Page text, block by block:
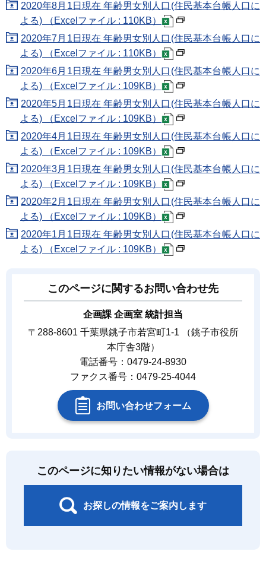
2020年8月1日現在 年齢男女別人口(住民基本台帳人口に
よる) （Excelファイル : 110KB）
2020年7月1日現在 年齢男女別人口(住民基本台帳人口に
よる) （Excelファイル : 110KB）
2020年6月1日現在 年齢男女別人口(住民基本台帳人口に
よる) （Excelファイル : 109KB）
2020年5月1日現在 年齢男女別人口(住民基本台帳人口に
よる) （Excelファイル : 109KB）
2020年4月1日現在 年齢男女別人口(住民基本台帳人口に
よる) （Excelファイル : 109KB）
2020年3月1日現在 年齢男女別人口(住民基本台帳人口に
よる) （Excelファイル : 109KB）
2020年2月1日現在 年齢男女別人口(住民基本台帳人口に
よる) （Excelファイル : 109KB）
2020年1月1日現在 年齢男女別人口(住民基本台帳人口に
よる) （Excelファイル : 109KB）
このページに関するお問い合わせ先
企画課 企画室 統計担当
〒288-8601 千葉県銚子市若宮町1-1 （銚子市役所
本庁舎3階）
電話番号：0479-24-8930
ファクス番号：0479-25-4044
お問い合わせフォーム
このページに知りたい情報がない場合は
お探しの情報をご案内します